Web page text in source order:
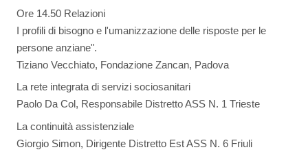
Ore 14.50 Relazioni
I profili di bisogno e l'umanizzazione delle risposte per le
persone anziane".
Tiziano Vecchiato, Fondazione Zancan, Padova
La rete integrata di servizi sociosanitari
Paolo Da Col, Responsabile Distretto ASS N. 1 Trieste
La continuità assistenziale
Giorgio Simon, Dirigente Distretto Est ASS N. 6 Friuli